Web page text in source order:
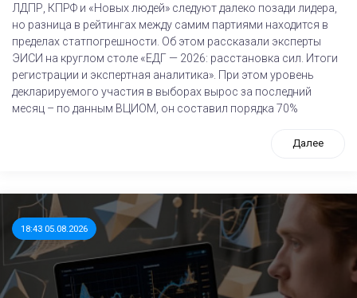
ЛДПР, КПРФ и «Новых людей» следуют далеко позади лидера,
но разница в рейтингах между самим партиями находится в
пределах статпогрешности. Об этом рассказали эксперты
ЭИСИ на круглом столе «ЕДГ — 2026: расстановка сил. Итоги
регистрации и экспертная аналитика». При этом уровень
декларируемого участия в выборах вырос за последний
месяц – по данным ВЦИОМ, он составил порядка 70%
Далее
18:43 05.08.2026